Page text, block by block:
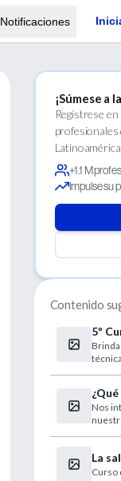
Notificaciones
¡Súmese a
Regístrese
profesionales
+1.1 M
Impulse su
Contenido
5º
técnicas
Nos
La
Curso